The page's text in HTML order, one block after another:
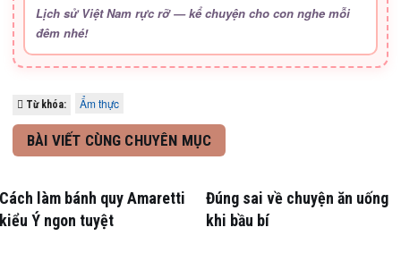
Lịch sử Việt Nam rực rỡ — kể chuyện cho con nghe mỗi
đêm nhé!
Từ khóa: Ẩm thực
BÀI VIẾT CÙNG CHUYÊN MỤC
Cách làm bánh quy Amaretti
kiểu Ý ngon tuyệt
Đúng sai về chuyện ăn uống
khi bầu bí